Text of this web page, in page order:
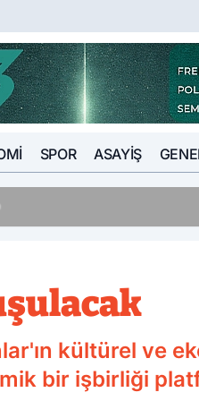
SPOR ASAYIŞ
kültürel ve
bir işbirliği